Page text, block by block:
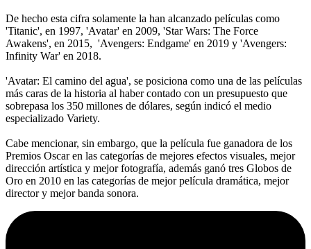
De hecho esta cifra solamente la han alcanzado películas como
'Titanic', en 1997, 'Avatar' en 2009, 'Star Wars: The Force
Awakens', en 2015, 'Avengers: Endgame' en 2019 y 'Avengers:
Infinity War' en 2018.
'Avatar: El camino del agua', se posiciona como una de las películas
más caras de la historia al haber contado con un presupuesto que
sobrepasa los 350 millones de dólares, según indicó el medio
especializado Variety.
Cabe mencionar, sin embargo, que la película fue ganadora de los
Premios Oscar en las categorías de mejores efectos visuales, mejor
dirección artística y mejor fotografía, además ganó tres Globos de
Oro en 2010 en las categorías de mejor película dramática, mejor
director y mejor banda sonora.